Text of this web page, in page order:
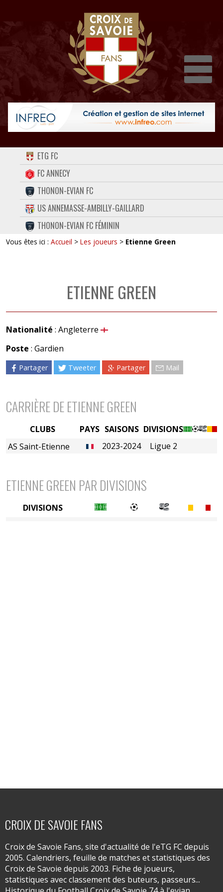
ACCUEIL
FORUM
CONTACT
FACEBOOK
TWITTER
ETG FC
FC ANNECY
THONON-EVIAN FC
US ANNEMASSE-AMBILLY-GAILLARD
THONON-EVIAN FC FÉMININ
Vous êtes ici : Accueil > Les joueurs > Etienne Green
ETIENNE GREEN
Nationalité : Angleterre
Poste : Gardien
Partager Tweeter Partager Mail
CARRIÈRE DE ETIENNE GREEN
PAYS SAISONS DIVISIONS
2023-2024
Ligue 2
CLUBS
AS Saint-Etienne
ETIENNE GREEN PAR DIVISIONS
DIVISIONS
CROIX DE SAVOIE FANS
Croix de Savoie Fans, site d'actualité de l'eTG FC depuis
2005. Calendriers, feuille de matches et statistiques des
Croix de Savoie depuis 2003. Fiche de joueurs,
statistiques avec classement des buteurs, passeurs...